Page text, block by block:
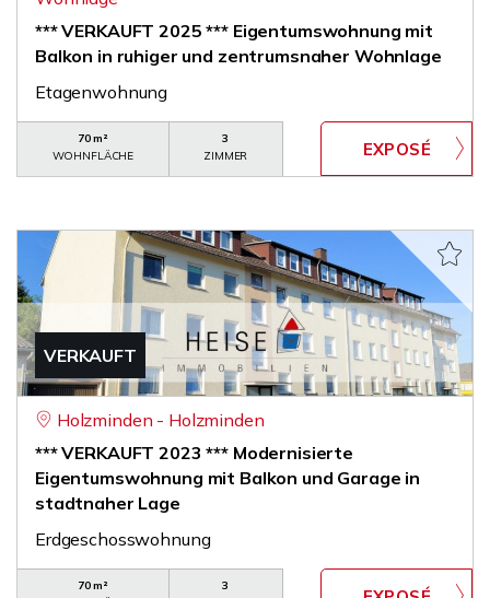
*** VERKAUFT 2025 *** Eigentumswohnung mit
Balkon in ruhiger und zentrumsnaher Wohnlage
Etagenwohnung
70 m²
WOHNFLÄCHE
3
ZIMMER
VERKAUFT
Holzminden - Holzminden
*** VERKAUFT 2023 *** Modernisierte
Eigentumswohnung mit Balkon und Garage in
stadtnaher Lage
Erdgeschosswohnung
70 m²
3